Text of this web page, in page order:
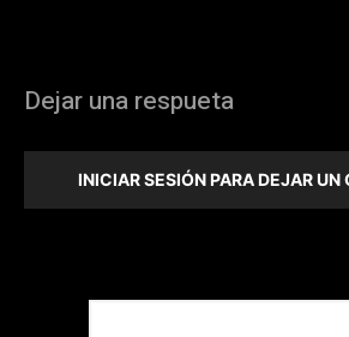
Dejar una respueta
INICIAR SESIÓN PARA DEJAR UN